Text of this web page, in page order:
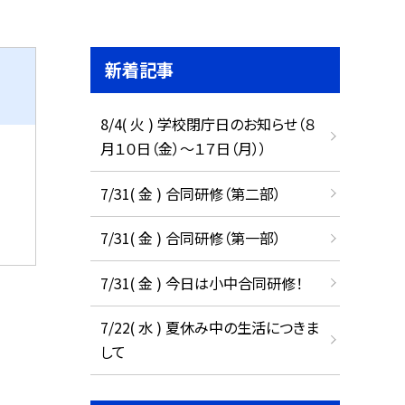
新着記事
8/4( 火 ) 学校閉庁日のお知らせ（８
月１０日（金）～１７日（月））
7/31( 金 ) 合同研修（第二部）
7/31( 金 ) 合同研修（第一部）
7/31( 金 ) 今日は小中合同研修！
7/22( 水 ) 夏休み中の生活につきま
して